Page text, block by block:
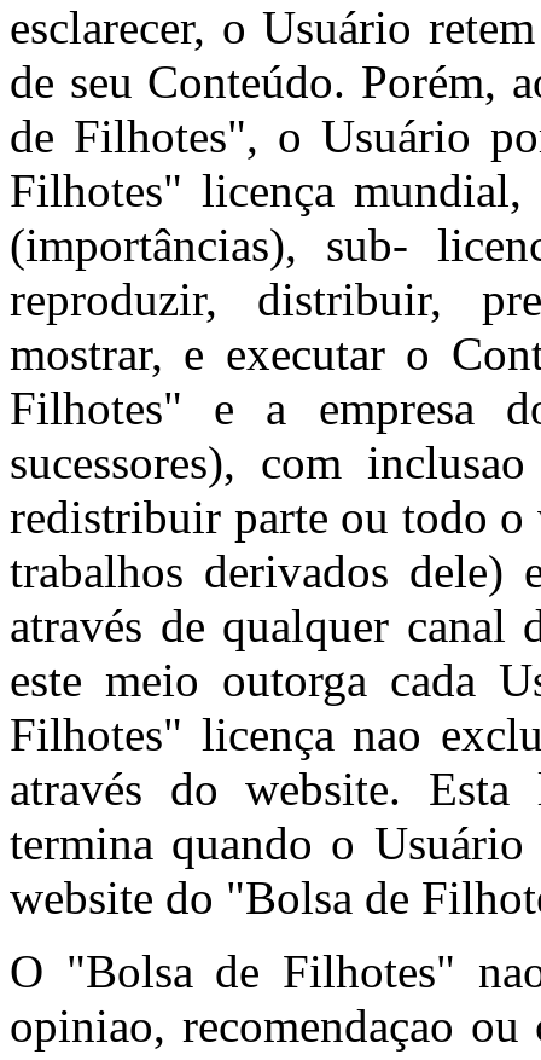
esclarecer, o Usuário
de seu Conteúdo. Porém,
de Filhotes", o Usuário
Filhotes" licença
(importâncias), sub-
reproduzir, distribuir,
mostrar, e executar o
Filhotes" e a empresa
sucessores), com
redistribuir parte ou todo
trabalhos derivados
através de qualquer
este meio outorga cada
Filhotes" licença nao
através do website. Esta
termina quando o
website do "Bolsa de
O "Bolsa de Filhotes"
opiniao, recomendaçao